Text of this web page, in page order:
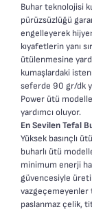
Buhar teknolojisi
pürüzsüzlüğü
engelleyerek
kıyafetlerin yanı
ütülenmesine
kumaşlardaki
seferde 90 gr/dk
Power ütü
yardımcı oluyor.
En Sevilen Tefal
Yüksek basınçlı
buharlı ütü
minimum enerji
güvencesiyle
vazgeçemeyenler
paslanmaz çelik,